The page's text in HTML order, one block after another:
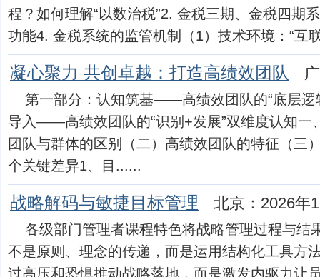
程？如何理解“以数治税”2. 金税三期、金税四期
功能4. 金税系统的监管机制（1）技术环境：“互
凝心聚力 共创卓越：打造高绩效团队
第一部分：认知筑基——高绩效团队的“底层逻
导入——高绩效团队的“识别+发展”双维度认知一
团队与群体的区别（二）高绩效团队的特征（三
个关键差异1、目......
战略解码与敏捷目标管理 北京：2026年
各级部门管理者课程特色将战略管理过程与结
不是原则、理念的传递，而是运用结构化工具方
过高压和恐惧推动战略落地，而是激发内驱力让